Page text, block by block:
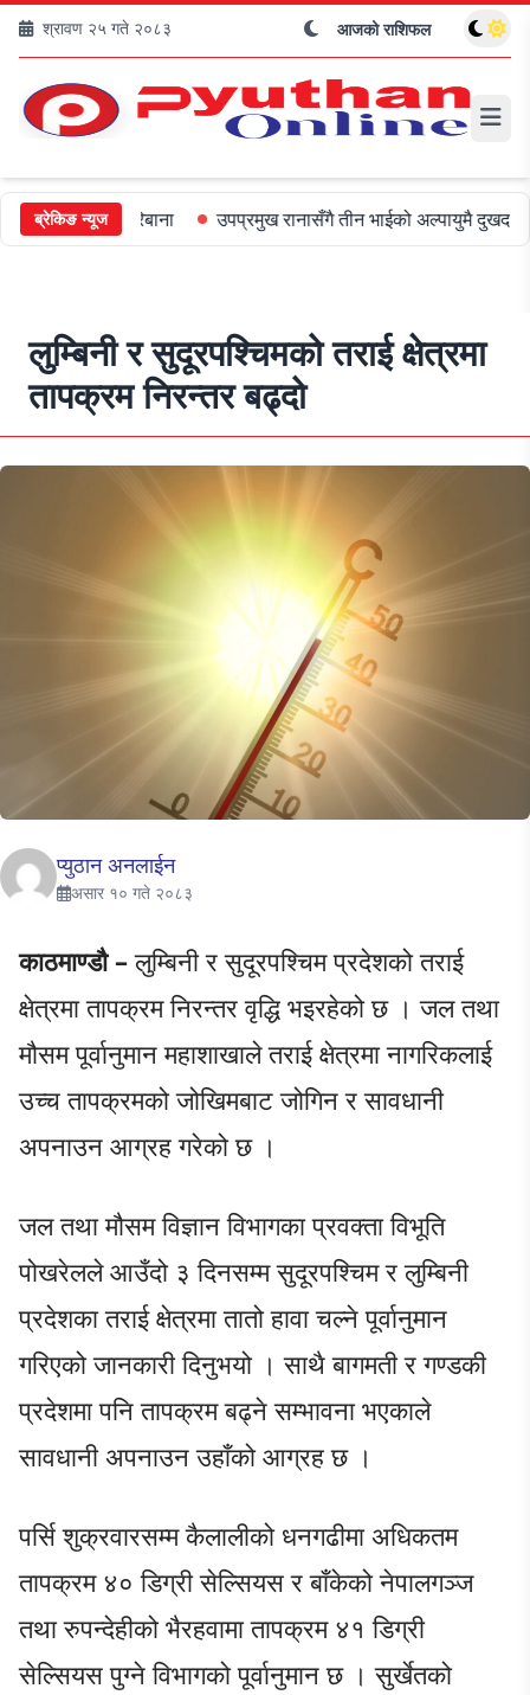
श्रावण २५ गते २०८३ आजको राशिफल
ब्रेकिङ न्यूज
जरिबाना उपप्रमुख रानासँगै तीन भाईको अल्पायुमै दुखद निधन
लुम्बिनी र सुदूरपश्चिमको तराई क्षेत्रमा
तापक्रम निरन्तर बढ्दो
प्युठान अनलाईन
असार १० गते २०८३
काठमाण्डौ –लुम्बिनी र सुदूरपश्चिम प्रदेशको तराई
क्षेत्रमा तापक्रम निरन्तर वृद्धि भइरहेको छ । जल तथा
मौसम पूर्वानुमान महाशाखाले तराई क्षेत्रमा नागरिकलाई
उच्च तापक्रमको जोखिमबाट जोगिन र सावधानी
अपनाउन आग्रह गरेको छ ।
जल तथा मौसम विज्ञान विभागका प्रवक्ता विभूति
पोखरेलले आउँदो ३ दिनसम्म सुदूरपश्चिम र लुम्बिनी
प्रदेशका तराई क्षेत्रमा तातो हावा चल्ने पूर्वानुमान
गरिएको जानकारी दिनुभयो । साथै बागमती र गण्डकी
प्रदेशमा पनि तापक्रम बढ्ने सम्भावना भएकाले
सावधानी अपनाउन उहाँको आग्रह छ ।
पर्सि शुक्रवारसम्म कैलालीको धनगढीमा अधिकतम
तापक्रम ४० डिग्री सेल्सियस र बाँकेको नेपालगञ्ज
तथा रुपन्देहीको भैरहवामा तापक्रम ४१ डिग्री
सेल्सियस पुग्ने विभागको पूर्वानुमान छ । सुर्खेतको